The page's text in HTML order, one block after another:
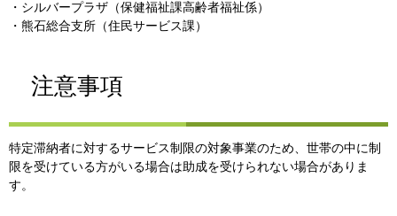
・シルバープラザ（保健福祉課高齢者福祉係）
・熊石総合支所（住民サービス課）
注意事項
特定滞納者に対するサービス制限の対象事業のため、世帯の中に制
限を受けている方がいる場合は助成を受けられない場合がありま
す。